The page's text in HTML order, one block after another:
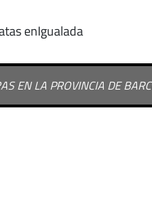
enIgualada
EN LA PROVINCIA DE